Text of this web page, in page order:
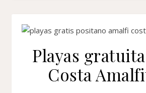
Playas
Costa